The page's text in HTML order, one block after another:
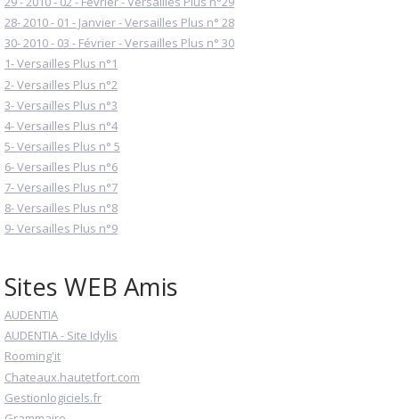
28- 2010 - 01 - Janvier - Versailles Plus n° 28
30- 2010 - 03 - Février - Versailles Plus n° 30
1- Versailles Plus n°1
2- Versailles Plus n°2
3- Versailles Plus n°3
4- Versailles Plus n°4
5- Versailles Plus n° 5
6- Versailles Plus n°6
7- Versailles Plus n°7
8- Versailles Plus n°8
9- Versailles Plus n°9
Sites WEB Amis
AUDENTIA
AUDENTIA - Site Idylis
Rooming'it
Chateaux.hautetfort.com
Gestionlogiciels.fr